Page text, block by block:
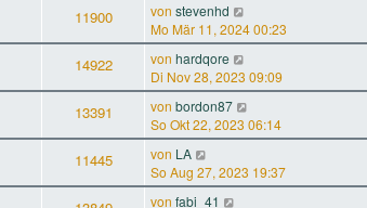
11900 von stevenhd
Mo Mär 11, 2024 00:23
14922 von hardqore
Di Nov 28, 2023 09:09
13391 von bordon87
So Okt 22, 2023 06:14
11445 von LA
So Aug 27, 2023 19:37
von fabi_41